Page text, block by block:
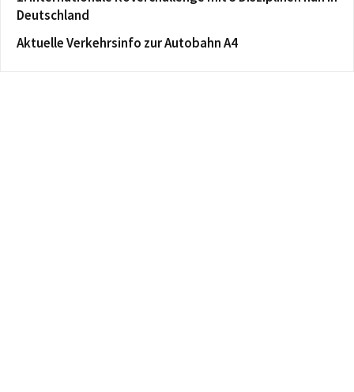
Deutschland
Aktuelle Verkehrsinfo zur Autobahn A4